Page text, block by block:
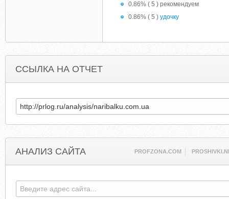
0.86% ( 5 ) рекомендуем
0.86% ( 5 ) удочку
ССЫЛКА НА ОТЧЕТ
АНАЛИЗ САЙТА PROFZONA.COM